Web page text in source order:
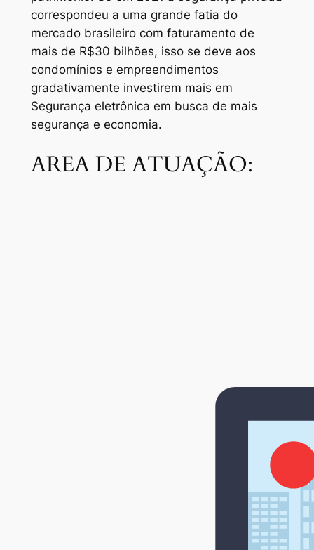
correspondeu a uma grande fatia do
mercado brasileiro com faturamento de
mais de R$30 bilhões, isso se deve aos
condomínios e empreendimentos
gradativamente investirem mais em
Segurança eletrônica em busca de mais
segurança e economia.
AREA DE ATUAÇÃO: